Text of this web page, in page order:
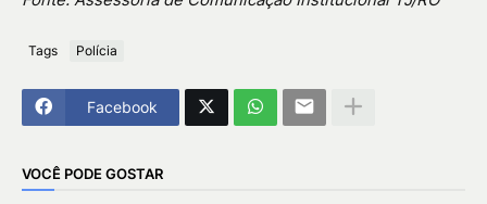
Tags Polícia
Facebook
VOCÊ PODE GOSTAR